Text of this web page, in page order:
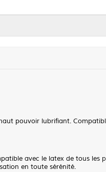
pouvoir lubrifiant.
avec le latex de tous les
en toute sérénité.